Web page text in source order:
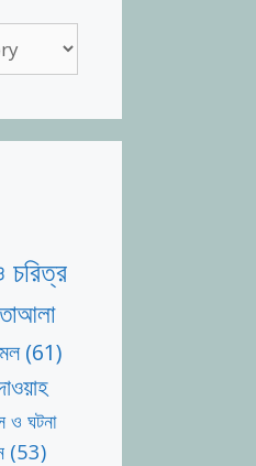
চরিত্র
(61)
ও ঘটনা
(53)